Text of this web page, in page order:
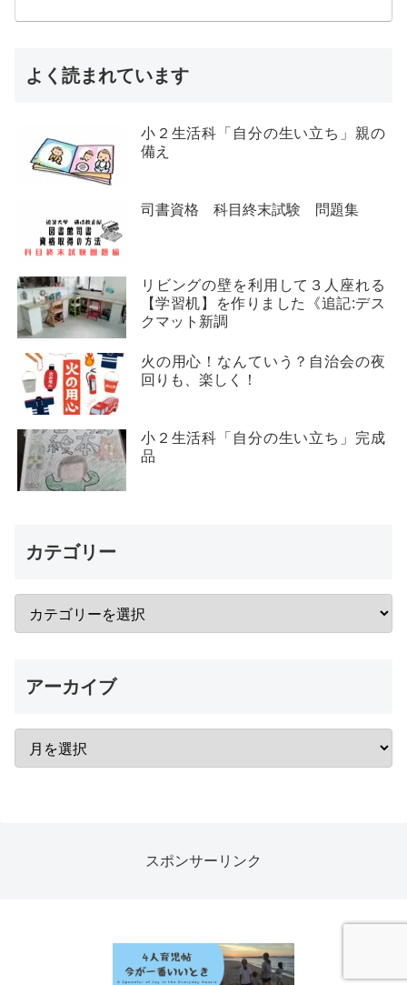
よく読まれています
小２生活科「自分の生い立ち」親の
備え
司書資格 科目終末試験 問題集
リビングの壁を利用して３人座れる
【学習机】を作りました《追記:デス
クマット新調
火の用心！なんていう？自治会の夜
回りも、楽しく！
小２生活科「自分の生い立ち」完成
品
カテゴリー
アーカイブ
スポンサーリンク